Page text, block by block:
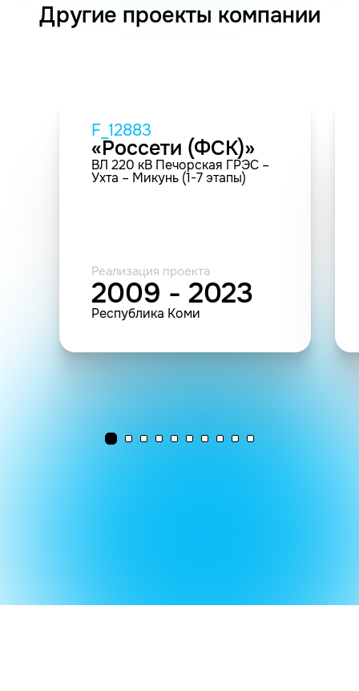
Другие проекты компании
F_12883
«Россети (ФСК)»
ВЛ 220 кВ Печорская ГРЭС –
Ухта – Микунь (1-7 этапы)
Реализация проекта
2009 - 2023
Республика Коми